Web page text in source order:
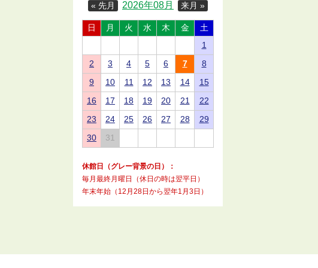
« 先月 来月 »
2026年08月
日 月 火 水 木 金
土
1
2 3 4 5 6 7 8
9 10 11 12 13 14 15
16 17 18 19 20 21 22
23 24 25 26 27 28 29
30 31
休館日（グレー背景の日）：
毎月最終月曜日（休日の時は翌平日）
年末年始（12月28日から翌年1月3日）